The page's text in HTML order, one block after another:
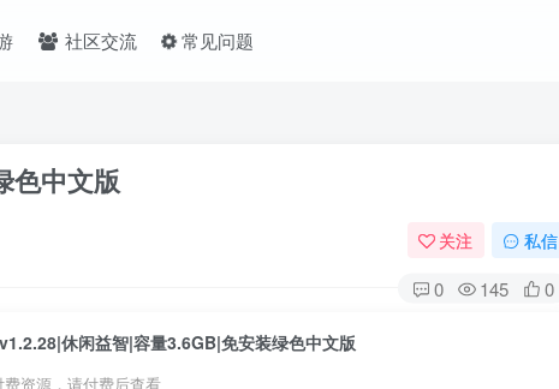
社区交流 常见问题
色中文版
关注 私信
0 145 0
休闲益智|容量3.6GB|免安装绿色中文版
费资源，请付费后查看